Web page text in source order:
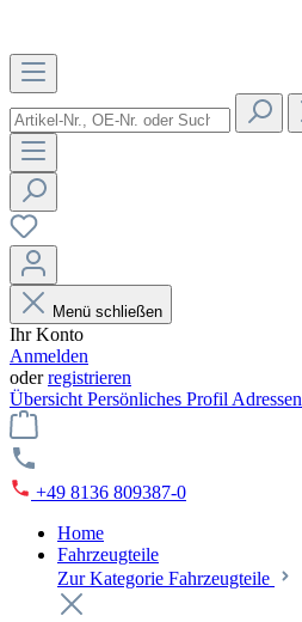
Menü schließen
Ihr Konto
Anmelden
oderregistrieren
Übersicht Persönliches Profil Adressen
+49 8136 809387-0
Home
Fahrzeugteile
Zur Kategorie Fahrzeugteile